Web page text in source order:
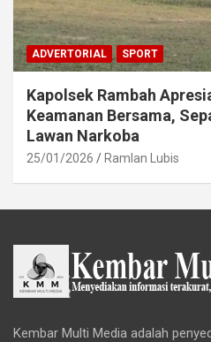
ADVERTORIAL SPORT
Kapolsek Rambah
Keamanan Bersama,
Lawan Narkoba
25/01/2026 Ramlan Lubis
Kembar Multi Media adalah